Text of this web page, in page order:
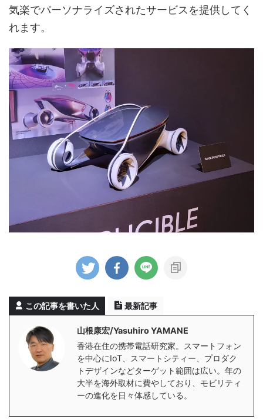
気楽でパーソナライズされたサービスを提供してく
れます。
この記事を書いた人 最新記事
山根康宏/Yasuhiro YAMANE
香港在住の携帯電話研究家。スマートフォン
を中心にIoT、スマートシティー、プロダク
トデザインなどターゲット範囲は広い。年の
大半を海外取材に費やしており、モビリティ
ーの進化を日々体感している。